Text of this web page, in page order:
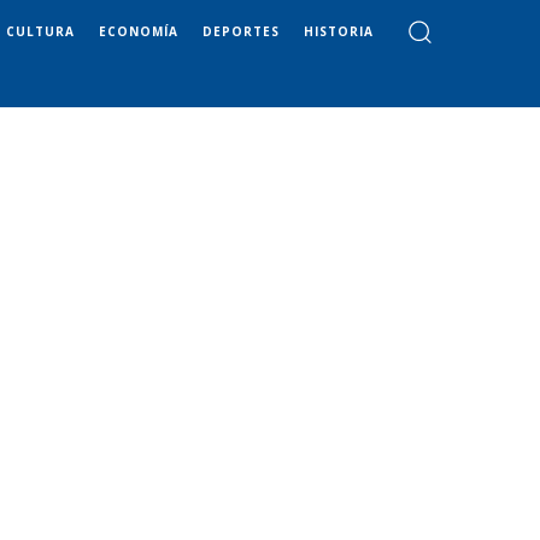
CULTURA ECONOMÍA DEPORTES HISTORIA